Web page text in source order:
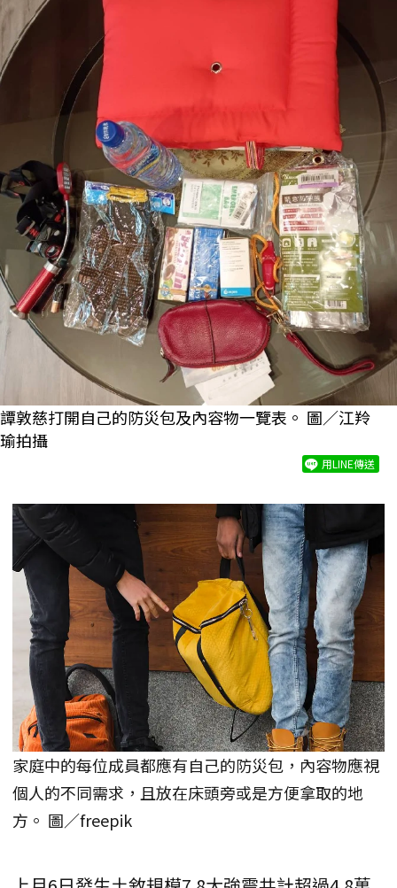
譚敦慈打開自己的防災包及內容物一覽表。 圖／江羚
瑜拍攝
用LINE傳送
家庭中的每位成員都應有自己的防災包，內容物應視
個人的不同需求，且放在床頭旁或是方便拿取的地
方。 圖／freepik